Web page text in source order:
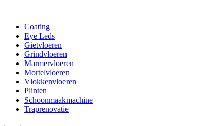
Coating
Eye Leds
Gietvloeren
Grindvloeren
Marmervloeren
Mortelvloeren
Vlokkenvloeren
Plinten
Schoonmaakmachine
Traprenovatie